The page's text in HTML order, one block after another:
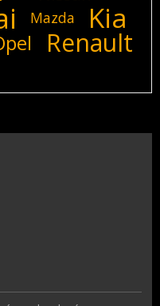
Mazda Kia
Renault